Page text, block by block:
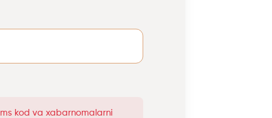
kod va xabarnomalarni